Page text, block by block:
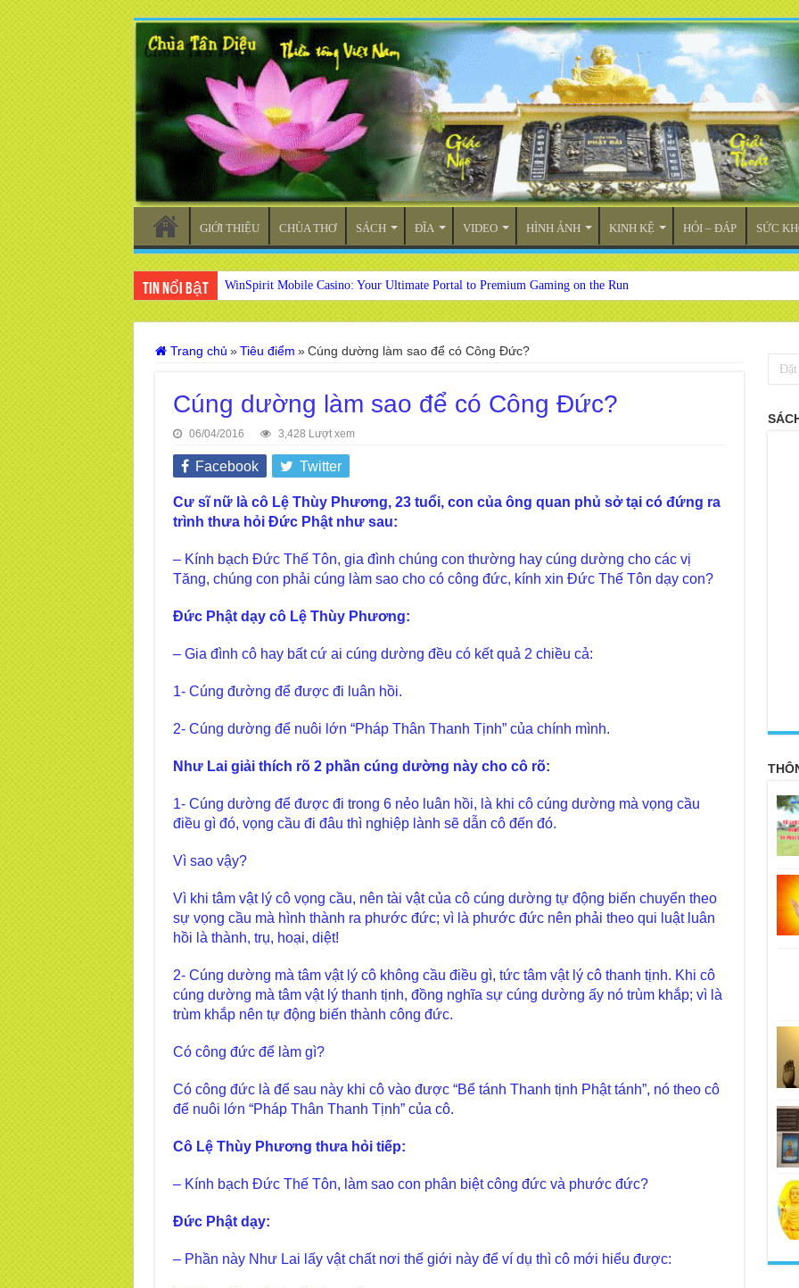
GIỚI THIỆU CHÙA THƠ SÁCH ĐĨA VIDEO HÌNH ẢNH KINH KỆ HỎI – ĐÁP SỨC
Tin nổi bật WinSpirit Mobile Casino: Your Ultimate Portal to Premium Gaming on the Run
Trang chủ » Tiêu điểm » Cúng dường làm sao để có Công Đức?
Cúng dường làm sao để có Công Đức?
06/04/2016 3,428 Lượt xem
Facebook Twitter
Cư sĩ nữ là cô Lệ Thùy Phương, 23 tuổi, con của ông quan phủ sở tại có đứng ra
trình thưa hỏi Đức Phật như sau:
– Kính bạch Đức Thế Tôn, gia đình chúng con thường hay cúng dường cho các vị
Tăng, chúng con phải cúng làm sao cho có công đức, kính xin Đức Thế Tôn dạy con?
Đức Phật dạy cô Lệ Thùy Phương:
– Gia đình cô hay bất cứ ai cúng dường đều có kết quả 2 chiều cả:
1- Cúng đường để được đi luân hồi.
2- Cúng dường để nuôi lớn “Pháp Thân Thanh Tịnh” của chính mình.
Như Lai giải thích rõ 2 phần cúng dường này cho cô rõ:
1- Cúng dường để được đi trong 6 nẻo luân hồi, là khi cô cúng dường mà vọng cầu
điều gì đó, vọng cầu đi đâu thì nghiệp lành sẽ dẫn cô đến đó.
Vì sao vậy?
Vì khi tâm vật lý cô vọng cầu, nên tài vật của cô cúng dường tự động biến chuyển theo
sự vọng cầu mà hình thành ra phước đức; vì là phước đức nên phải theo qui luật luân
hồi là thành, trụ, hoại, diệt!
2- Cúng dường mà tâm vật lý cô không cầu điều gì, tức tâm vật lý cô thanh tịnh. Khi cô
cúng dường mà tâm vật lý thanh tịnh, đồng nghĩa sự cúng dường ấy nó trùm khắp; vì là
trùm khắp nên tự động biến thành công đức.
Có công đức để làm gì?
Có công đức là để sau này khi cô vào được “Bể tánh Thanh tịnh Phật tánh”, nó theo cô
để nuôi lớn “Pháp Thân Thanh Tịnh” của cô.
Cô Lệ Thùy Phương thưa hỏi tiếp:
– Kính bạch Đức Thế Tôn, làm sao con phân biệt công đức và phước đức?
Đức Phật dạy:
– Phần này Như Lai lấy vật chất nơi thế giới này để ví dụ thì cô mới hiểu được: